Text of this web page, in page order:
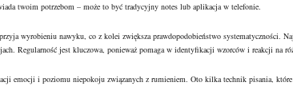
twoim potrzebom – może to być tradycyjny notes lub aplikacja w telefonie.
wyrobieniu nawyku, co z kolei zwiększa prawdopodobieństwo systematyczności.
Regularność jest kluczowa, ponieważ pomaga w identyfikacji wzorców i reakcji na
emocji i poziomu niepokoju związanych z rumieniem. Oto kilka technik pisania,